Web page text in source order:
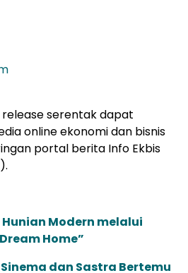
serentak dapat
online ekonomi dan bisnis
portal berita Info Ekbis
Modern melalui
Home”
Sinema dan Sastra Bertemu